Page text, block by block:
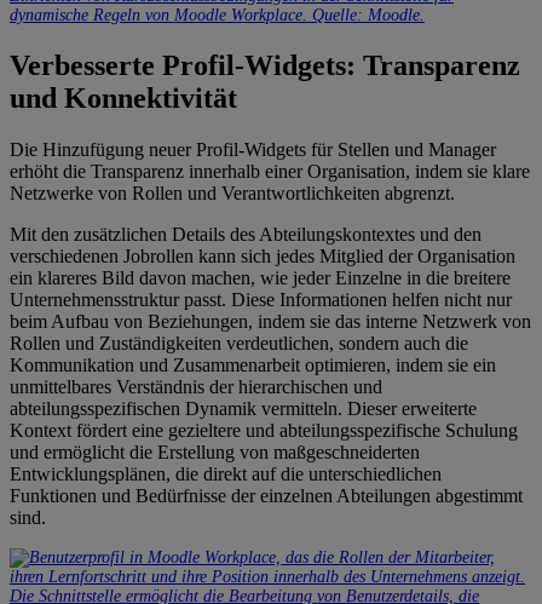
dynamische Regeln von Moodle Workplace. Quelle: Moodle.
Verbesserte Profil-Widgets: Transparenz
und Konnektivität
Die Hinzufügung neuer Profil-Widgets für Stellen und Manager
erhöht die Transparenz innerhalb einer Organisation, indem sie klare
Netzwerke von Rollen und Verantwortlichkeiten abgrenzt.
Mit den zusätzlichen Details des Abteilungskontextes und den
verschiedenen Jobrollen kann sich jedes Mitglied der Organisation
ein klareres Bild davon machen, wie jeder Einzelne in die breitere
Unternehmensstruktur passt. Diese Informationen helfen nicht nur
beim Aufbau von Beziehungen, indem sie das interne Netzwerk von
Rollen und Zuständigkeiten verdeutlichen, sondern auch die
Kommunikation und Zusammenarbeit optimieren, indem sie ein
unmittelbares Verständnis der hierarchischen und
abteilungsspezifischen Dynamik vermitteln. Dieser erweiterte
Kontext fördert eine gezieltere und abteilungsspezifische Schulung
und ermöglicht die Erstellung von maßgeschneiderten
Entwicklungsplänen, die direkt auf die unterschiedlichen
Funktionen und Bedürfnisse der einzelnen Abteilungen abgestimmt
sind.